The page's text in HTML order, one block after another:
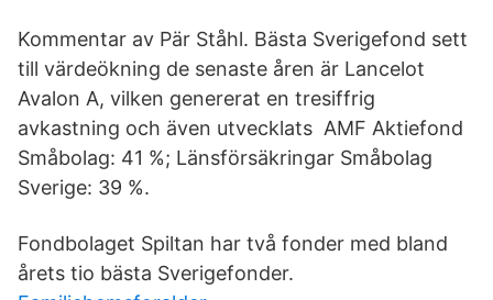
Kommentar av Pär Ståhl. Bästa Sverigefond sett
till värdeökning de senaste åren är Lancelot
Avalon A, vilken genererat en tresiffrig
avkastning och även utvecklats AMF Aktiefond
Småbolag: 41 %; Länsförsäkringar Småbolag
Sverige: 39 %.
Fondbolaget Spiltan har två fonder med bland
årets tio bästa Sverigefonder.